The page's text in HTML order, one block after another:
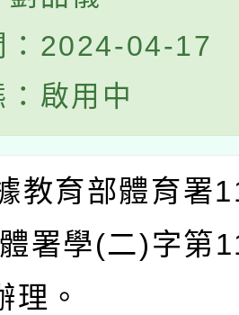
：2024-04-17
啟用中
教育部體育署
署學(二)字第
理。